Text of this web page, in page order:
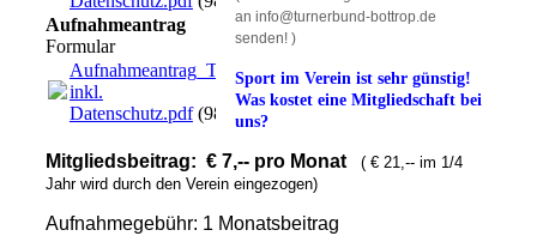
Aufnahmeantrag
Formular
Aufnahmeantrag_Turnerbund
inkl.
Datenschutz.pdf(98.52KB)
an info@turnerbund-bottrop.de
senden! )
Sport im Verein ist sehr günstig!
Was kostet eine Mitgliedschaft bei
uns?
Mitgliedsbeitrag: € 7,-- pro Monat
( € 21,-- im 1/4
Jahr wird durch den Verein eingezogen)
Aufnahmegebühr: 1 Monatsbeitrag